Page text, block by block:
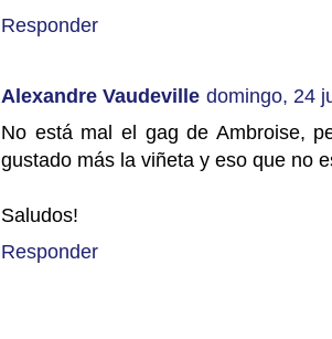
Responder
Alexandre Vaudeville domingo, 24
No está mal el gag de Ambroise,
gustado más la viñeta y eso que no
Saludos!
Responder